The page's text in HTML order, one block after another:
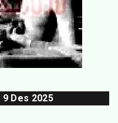
9 Des 2025